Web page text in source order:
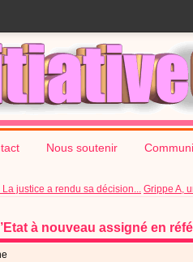
Nous soutenir
La justice a rendu sa décision... Grippe A,
à nouveau assigné en